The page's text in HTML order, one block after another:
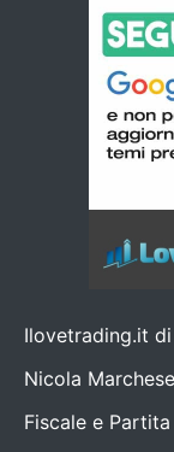
Ilovetrading.it
Nicola
Fiscale e Partita